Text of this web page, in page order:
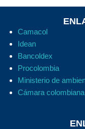
Camacol
Idean
Bancoldex
Procolombia
Ministerio de
Cámara